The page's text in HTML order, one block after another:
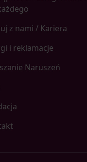
z nami / Kariera
i reklamacje
Naruszeń